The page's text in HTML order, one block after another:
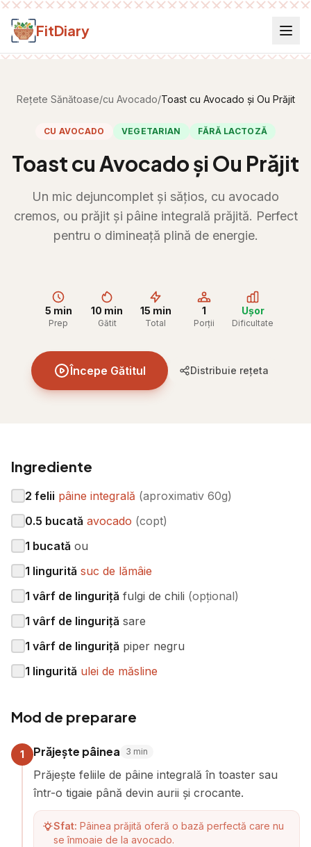
Salt la conținut
FitDiary
Rețete Sănătoase/cu Avocado/Toast cu Avocado și Ou Prăjit
CU AVOCADO VEGETARIAN FĂRĂ LACTOZĂ
Toast cu Avocado și Ou Prăjit
Un mic dejuncomplet și sățios, cu avocado
cremos, ou prăjit și pâine integrală prăjită. Perfect
pentru o dimineață plină de energie.
5 min
Prep
10 min
Gătit
15 min
Total
1
Porții
Ușor
Dificultate
Începe Gătitul Distribuie rețeta
Ingrediente
2 felii pâine integrală (aproximativ 60g)
0.5 bucată avocado (copt)
1 bucată ou
1 lingurită suc de lămâie
1 vârf de linguriță fulgi de chili (opțional)
1 vârf de linguriță sare
1 vârf de linguriță piper negru
1 lingurită ulei de măsline
Mod de preparare
1 Prăjește pâinea 3 min
Prăjește feliile de pâine integrală în toaster sau
într-o tigaie până devin aurii și crocante.
Sfat: Pâinea prăjită oferă o bază perfectă care nu
se înmoaie de la avocado.